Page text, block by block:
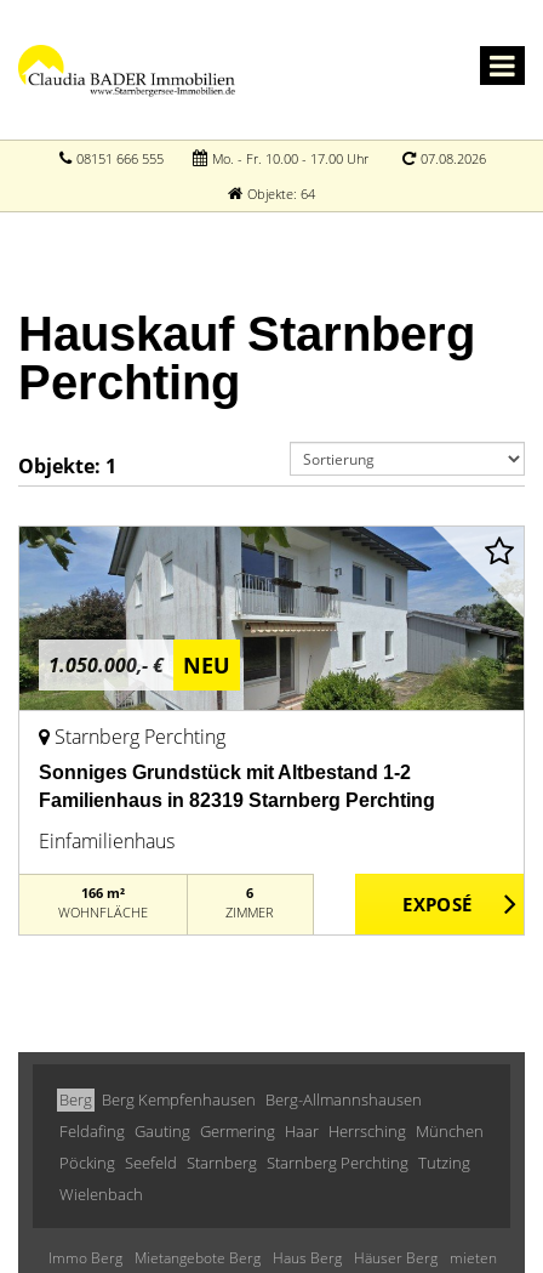
08151 666 555 Mo. - Fr. 10.00 - 17.00 Uhr
07.08.2026
Objekte: 64
Hauskauf Starnberg
Perchting
Objekte: 1
1.050.000,- € NEU
Starnberg Perchting
Sonniges Grundstück mit Altbestand 1-2
Familienhaus in 82319 Starnberg Perchting
Einfamilienhaus
166 m²
WOHNFLÄCHE
6
ZIMMER
Berg Berg Kempfenhausen Berg-Allmannshausen
Feldafing Gauting Germering Haar Herrsching München
Pöcking Seefeld Starnberg Starnberg Perchting Tutzing
Wielenbach
Immo Berg Mietangebote Berg Haus Berg Häuser Berg
mieten